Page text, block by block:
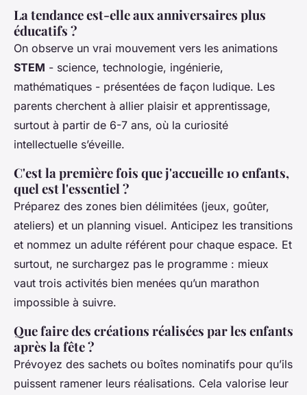
La tendance est-elle aux anniversaires plus
éducatifs ?
On observe un vrai mouvement vers les animations
STEM - science, technologie, ingénierie,
mathématiques - présentées de façon ludique. Les
parents cherchent à allier plaisir et apprentissage,
surtout à partir de 6-7 ans, où la curiosité
intellectuelle s’éveille.
C'est la première fois que j'accueille 10 enfants,
quel est l'essentiel ?
Préparez des zones bien délimitées (jeux, goûter,
ateliers) et un planning visuel. Anticipez les transitions
et nommez un adulte référent pour chaque espace. Et
surtout, ne surchargez pas le programme : mieux
vaut trois activités bien menées qu’un marathon
impossible à suivre.
Que faire des créations réalisées par les enfants
après la fête ?
Prévoyez des sachets ou boîtes nominatifs pour qu’ils
puissent ramener leurs réalisations. Cela valorise leur